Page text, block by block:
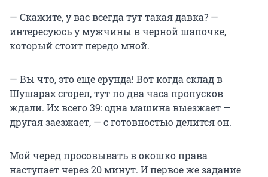
— Скажите, у вас всегда тут такая давка? —
интересуюсь у мужчины в черной шапочке,
который стоит передо мной.
— Вы что, это еще ерунда! Вот когда склад в
Шушарах сгорел, тут по два часа пропусков
ждали. Их всего 39: одна машина выезжает —
другая заезжает, — с готовностью делится он.
Мой черед просовывать в окошко права
наступает через 20 минут. И первое же задание